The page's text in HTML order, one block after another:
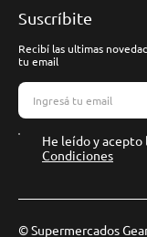
Suscríbite
Recibí las ultimas
tu email
He leído y acepto
Condiciones
© Supermercados